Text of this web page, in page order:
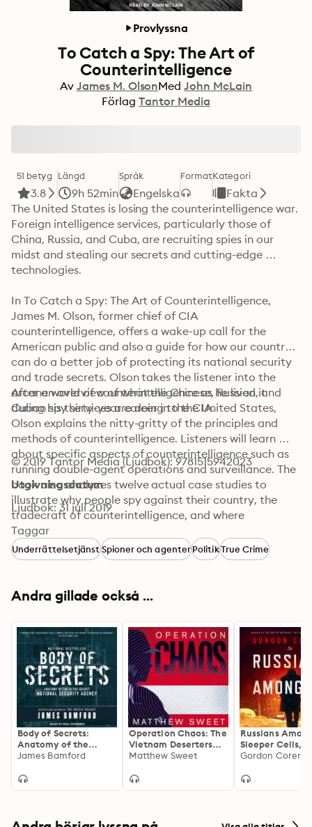
Provlyssna
To Catch a Spy: The Art of
Counterintelligence
Av James M. OlsonMed John McLain
Förlag Tantor Media
51 betyg
3.8
Längd
9h 52min
Språk
Engelska
FormatKategori
Fakta
The United States is losing the counterintelligence war.
Foreign intelligence services, particularly those of
China, Russia, and Cuba, are recruiting spies in our
midst and stealing our secrets and cutting-edge
technologies.
In To Catch a Spy: The Art of Counterintelligence,
James M. Olson, former chief of CIA
counterintelligence, offers a wake-up call for the
American public and also a guide for how our country
can do a better job of protecting its national security
and trade secrets. Olson takes the listener into the
arcane world of counterintelligence as he lived it
during his thirty-year career in the CIA.
After an overview of what the Chinese, Russian, and
Cuban spy services are doing to the United States,
Olson explains the nitty-gritty of the principles and
methods of counterintelligence. Listeners will learn
about specific aspects of counterintelligence such as
running double-agent operations and surveillance. The
book also analyzes twelve actual case studies to
illustrate why people spy against their country, the
tradecraft of counterintelligence, and where
counterintelligence breaks down or succeeds.
© 2019 Tantor Media (Ljudbok): 9781515942023
Utgivningsdatum
Ljudbok: 31 juli 2019
Taggar
UnderrättelsetjänstSpioner och agenterPolitikTrue Crime
Andra gillade också ...
Body of Secrets:
Anatomy of the
Ultra-Secret National
James Bamford
Operation Chaos: The
Vietnam Deserters
Who Fought the CIA,
Themselves
Matthew Sweet
Russians
Sleeper Cells,
Stories and the
Gordon Corera